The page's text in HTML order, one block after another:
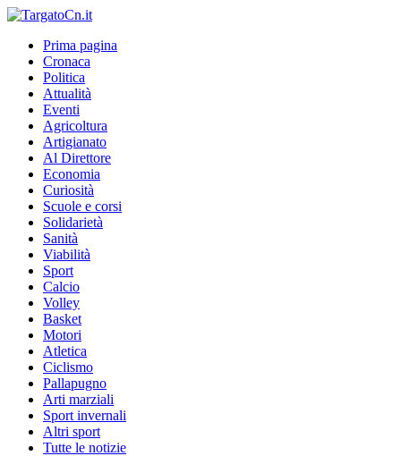
Prima pagina
Cronaca
Politica
Attualità
Eventi
Agricoltura
Artigianato
Al Direttore
Economia
Curiosità
Scuole e corsi
Solidarietà
Sanità
Viabilità
Sport
Calcio
Volley
Basket
Motori
Atletica
Ciclismo
Pallapugno
Arti marziali
Sport invernali
Altri sport
Tutte le notizie